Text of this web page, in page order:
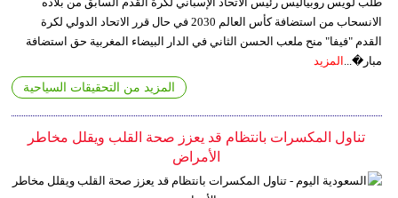
الانسحاب من استضافة كأس العالم 2030 في حال قرر الاتحاد الدولي لكرة
القدم "فيفا" منح ملعب الحسن الثاني في الدار البيضاء المغربية حق استضافة
مبار�... المزيد
المزيد من التحقيقات السياحية
تناول المكسرات بانتظام قد يعزز صحة القلب ويقلل مخاطر
الأمراض